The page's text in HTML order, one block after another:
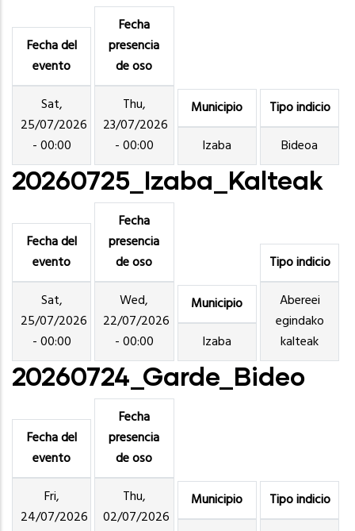
Fecha del
evento
Sat,
25/07/2026
- 00:00
Fecha
presencia
de oso
Thu,
23/07/2026
- 00:00
Municipio
Izaba
Tipo indicio
Bideoa
20260725_Izaba_Kalteak
Fecha del
evento
Sat,
25/07/2026
- 00:00
Fecha
presencia
de oso
Wed,
22/07/2026
- 00:00
Municipio
Izaba
Tipo indicio
Abereei
egindako
kalteak
20260724_Garde_Bideo
Fecha del
evento
Fri,
24/07/2026
Fecha
presencia
de oso
Thu,
02/07/2026
Municipio
Tipo indicio